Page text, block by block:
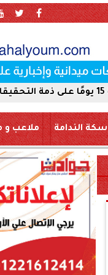
سكة الندامة ملاعب و